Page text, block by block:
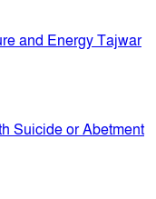
and Energy Tajwar
Suicide or Abetment